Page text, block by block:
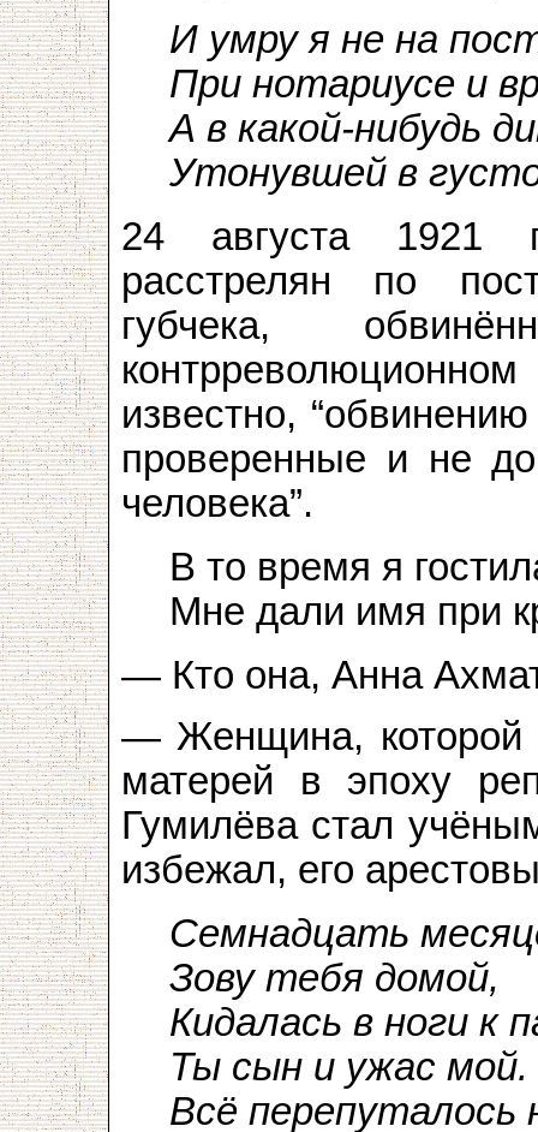
И умру я не на
При нотариусе и
А в какой-нибудь
Утонувшей в
24 августа 1921
расстрелян по
губчека,
известно,
проверенные и не
человека”.
В то время я
Мне дали имя при
— Кто она, Анна
— Женщина, которой
матерей в эпоху
Гумилёва стал
избежал, его
Семнадцать
Зову тебя домой,
Кидалась в ноги к
Ты сын и ужас мой.
Всё перепуталось